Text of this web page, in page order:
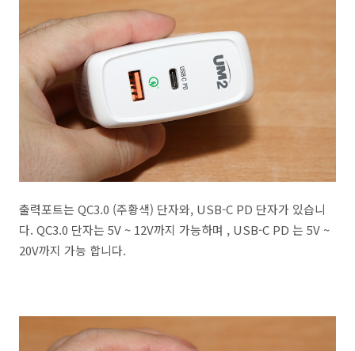
출력포트는 QC3.0 (주황색) 단자와, USB-C PD 단자가 있습니
다. QC3.0 단자는 5V ~ 12V까지 가능하며 , USB-C PD 는 5V ~
20V까지 가능 합니다.